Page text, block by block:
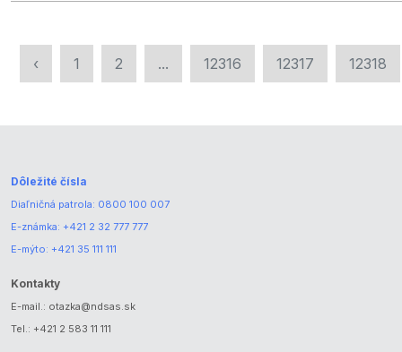
‹ 1 2 ... 12316 12317 12318
Dôležité čísla
Diaľničná patrola: 0800 100 007
E-známka: +421 2 32 777 777
E-mýto: +421 35 111 111
Kontakty
E-mail.: otazka@ndsas.sk
Tel.: +421 2 583 11 111